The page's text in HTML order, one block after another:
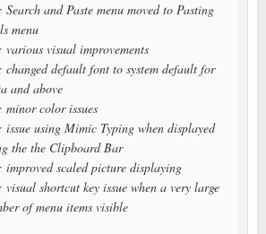
and Paste menu moved to Pasting
menu
visual improvements
default font to system default for
and above
minor color issues
using Mimic Typing when displayed
the the Clipboard Bar
improved scaled picture displaying
shortcut key issue when a very large
of menu items visible